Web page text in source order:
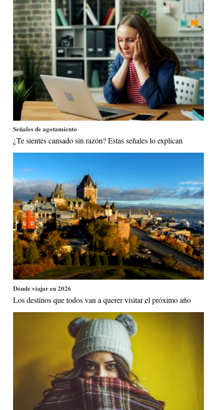
Señales de agotamiento
¿Te sientes cansado sin razón? Estas señales lo explican
Dónde viajar en 2026
Los destinos que todos van a querer visitar el próximo año